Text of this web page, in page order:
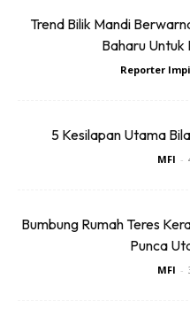
SOP yang dilaksanakan
menyebabkan
adalah satu keperluan bagi
Trend Bilik Mandi
Baharu Untuk
Reporter
5 Kesilapan Utama
MFI -
Bumbung Rumah Teres
Punca
MFI -